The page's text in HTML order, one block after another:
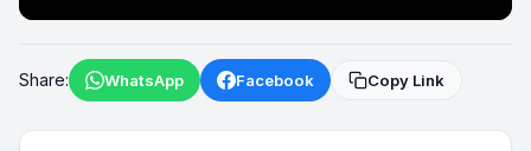
Share: WhatsApp Facebook Copy Link